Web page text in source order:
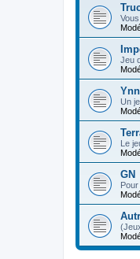
Jeu
Un
Le
GN